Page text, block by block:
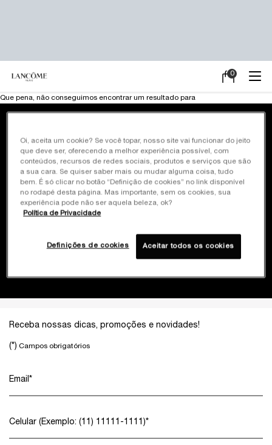
Meu
0
0 product in
Main content
Que pena, não conseguimos encontrar um resultado para
Site oficial
Brindes exclusivos*
em promoções
selecionadas
e ganhe 10% off
Receba nossas dicas, promoções e novidades!
(*) Campos obrigatórios
Email *
Celular (Exemplo: (11) 11111-1111)*
Oi, aceita um cookie? Se você topar, nosso site vai funcionar do jeito
que deve ser, oferecendo a melhor experiência possível, com
conteúdos, recursos de redes sociais, produtos e serviços que são
a sua cara. Se quiser saber mais ou mudar alguma coisa, tudo
bem. É só clicar no botão “Definição de cookies” no link disponível
no rodapé desta página. Mas importante, sem os cookies, sua
experiência pode não ser aquela beleza, ok?
Política de Privacidade
Definições de cookies Aceitar todos os cookies